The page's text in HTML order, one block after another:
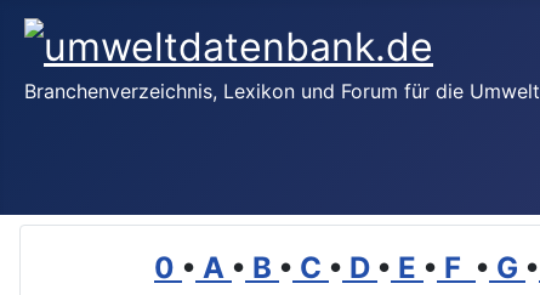
Branchenverzeichnis, Lexikon und Forum für die Umwelt
0 • A • B • C • D • E • F • G •